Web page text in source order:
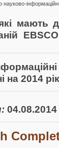
мають
на 2014 рік